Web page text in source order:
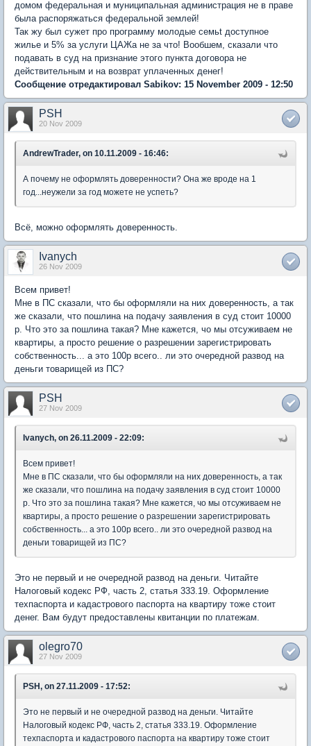
домом федеральная и муниципальная администрация не в праве
была распоряжаться федеральной землей!
Так жу был сужет про программу молодые семьt доступное
жилье и 5% за услуги ЦАЖа не за что! Вообшем, сказали что
подавать в суд на признание этого пункта договора не
действительным и на возврат уплаченных денег!
Сообщение отредактировал Sabikov: 15 November 2009 - 12:50
PSH
20 Nov 2009
AndrewTrader, on 10.11.2009 - 16:46:
А почему не оформлять доверенности? Она же вроде на 1
год...неужели за год можете не успеть?
Всё, можно оформлять доверенность.
Ivanych
26 Nov 2009
Всем привет!
Мне в ПС сказали, что бы оформляли на них доверенность, а так
же сказали, что пошлина на подачу заявления в суд стоит 10000
р. Что это за пошлина такая? Мне кажется, чо мы отсуживаем не
квартиры, а просто решение о разрешении зарегистрировать
собственность... а это 100р всего.. ли это очередной развод на
деньги товарищей из ПС?
PSH
27 Nov 2009
Ivanych, on 26.11.2009 - 22:09:
Всем привет!
Мне в ПС сказали, что бы оформляли на них доверенность, а так
же сказали, что пошлина на подачу заявления в суд стоит 10000
р. Что это за пошлина такая? Мне кажется, чо мы отсуживаем не
квартиры, а просто решение о разрешении зарегистрировать
собственность... а это 100р всего.. ли это очередной развод на
деньги товарищей из ПС?
Это не первый и не очередной развод на деньги. Читайте
Налоговый кодекс РФ, часть 2, статья 333.19. Оформление
техпаспорта и кадастрового паспорта на квартиру тоже стоит
денег. Вам будут предоставлены квитанции по платежам.
olegro70
27 Nov 2009
PSH, on 27.11.2009 - 17:52:
Это не первый и не очередной развод на деньги. Читайте
Налоговый кодекс РФ, часть 2, статья 333.19. Оформление
техпаспорта и кадастрового паспорта на квартиру тоже стоит